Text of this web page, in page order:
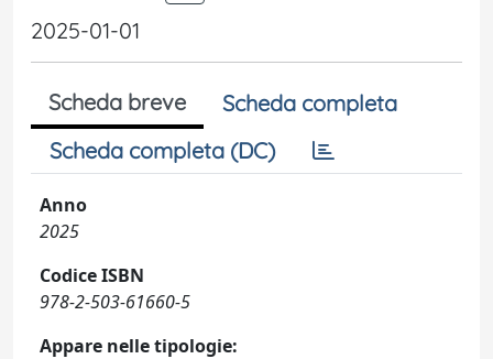
2025-01-01
Scheda breve
Scheda completa
Scheda completa (DC)
Anno
2025
Codice ISBN
978-2-503-61660-5
Appare nelle tipologie: